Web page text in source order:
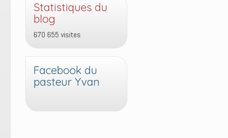
Statistiques du
blog
670 655 visites
Facebook du
pasteur Yvan